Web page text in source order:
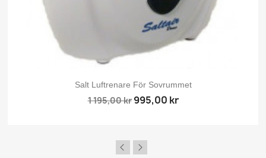
Salt Luftrenare För Sovrummet
1 195,00 kr 995,00 kr